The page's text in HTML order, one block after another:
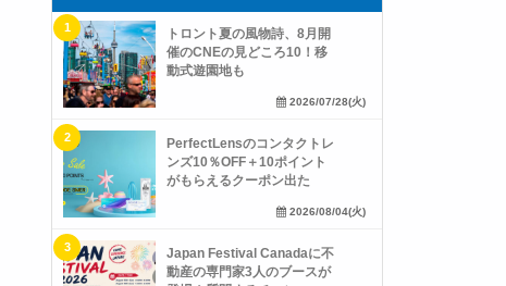
トロント夏の風物詩、8月開
催のCNEの見どころ10！移
動式遊園地も
2026/07/28(火)
PerfectLensのコンタクトレ
ンズ10％OFF＋10ポイント
がもらえるクーポン出た
2026/08/04(火)
Japan Festival Canadaに不
動産の専門家3人のブースが